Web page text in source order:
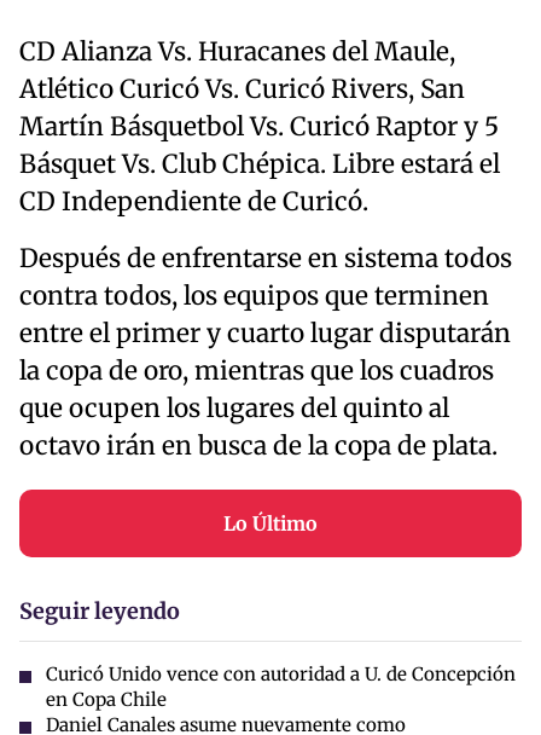
CD Alianza Vs. Huracanes del Maule,
Atlético Curicó Vs. Curicó Rivers, San
Martín Básquetbol Vs. Curicó Raptor y 5
Básquet Vs. Club Chépica. Libre estará el
CD Independiente de Curicó.
Después de enfrentarse en sistema todos
contra todos, los equipos que terminen
entre el primer y cuarto lugar disputarán
la copa de oro, mientras que los cuadros
que ocupen los lugares del quinto al
octavo irán en busca de la copa de plata.
Lo Último
Seguir leyendo
Curicó Unido vence con autoridad a U. de Concepción
en Copa Chile
Daniel Canales asume nuevamente como